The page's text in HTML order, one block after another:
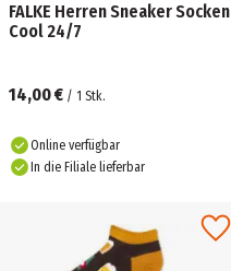
FALKE Herren Sneaker Socken
Cool 24/7
14,00 € / 1 Stk.
Online verfügbar
In die Filiale lieferbar